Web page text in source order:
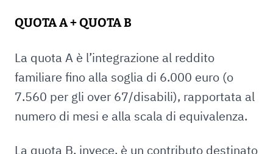
QUOTA A + QUOTA B
La quota A è l’integrazione al reddito
familiare fino alla soglia di 6.000 euro (o
7.560 per gli over 67/disabili), rapportata al
numero di mesi e alla scala di equivalenza.
La quota B, invece, è un contributo destinato